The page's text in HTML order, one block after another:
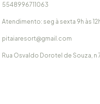
5548996711063
Atendimento: seg à sexta 9h às 12h
pitaiaresort@gmail.com
Rua Osvaldo Dorotel de Souza, n